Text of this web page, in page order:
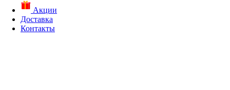
Акции
Доставка
Контакты